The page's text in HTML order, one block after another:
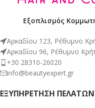
Εξοπλισμός
Αρκαδίου 123, Ρέθυμνο
Αρκαδίου 96, Ρέθυμνο
+30 28310-26020
info@beautyexpert.gr
ΕΞΥΠΗΡΈΤΗΣΗ ΠΕΛΑΤΏΝ